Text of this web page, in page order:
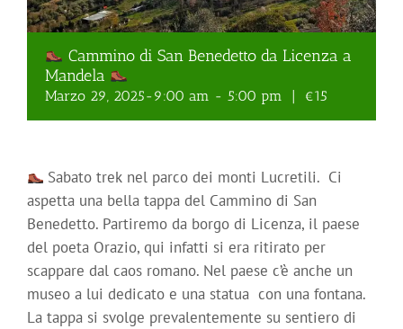
Cammino di San Benedetto da Licenza a
Mandela
Marzo 29, 2025-9:00 am - 5:00 pm | €15
Sabato trek nel parco dei monti Lucretili. Ci
aspetta una bella tappa del Cammino di San
Benedetto. Partiremo da borgo di Licenza, il paese
del poeta Orazio, qui infatti si era ritirato per
scappare dal caos romano. Nel paese c’è anche un
museo a lui dedicato e una statua con una fontana.
La tappa si svolge prevalentemente su sentiero di